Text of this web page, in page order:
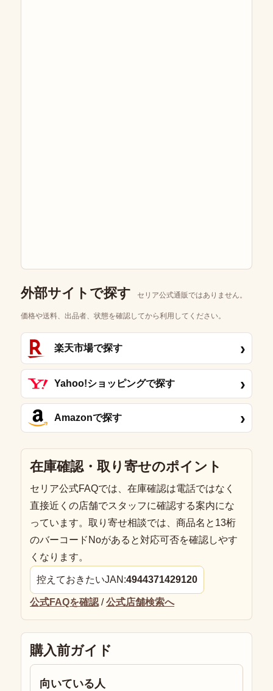
外部サイトで探す セリア公式通販ではありません。
価格や送料、出品者、状態を確認してから利用してください。
楽天市場で探す ›
Yahoo!ショッピングで探す ›
Amazonで探す ›
在庫確認・取り寄せのポイント
セリア公式FAQでは、在庫確認は電話ではなく
直接近くの店舗でスタッフに確認する案内にな
っています。取り寄せ相談では、商品名と13桁
のバーコードNoがあると対応可否を確認しやす
くなります。
控えておきたいJAN:4944371429120
公式FAQを確認 /公式店舗検索へ
購入前ガイド
向いている人